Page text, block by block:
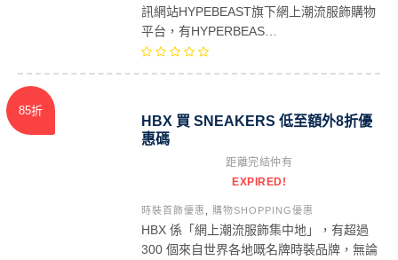
訊網站HYPEBEAST旗下網上潮流服飾購物
平台，有HYPERBEAS…
85折
HBX 買 SNEAKERS 低至額外8折優
惠碼
距離完結仲有
EXPIRED!
時裝首飾優惠 購物SHOPPING優惠
HBX 係「網上潮流服飾集中地」，有超過
300 個來自世界各地嘅名牌時裝品牌，無論